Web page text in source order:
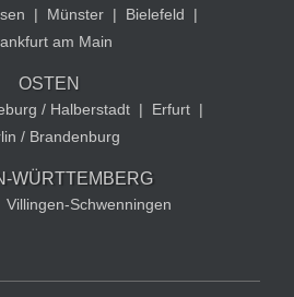
| Münster | Bielefeld
|
am Main
OSTEN
/ Halberstadt | Erfurt |
/ Brandenburg
WÜRTTEMBERG
Villingen-Schwenningen